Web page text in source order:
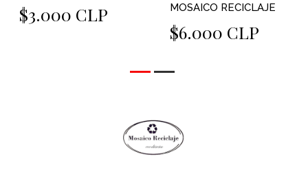
$3.000 CLP MOSAICO RECICLAJE
$6.000 CLP